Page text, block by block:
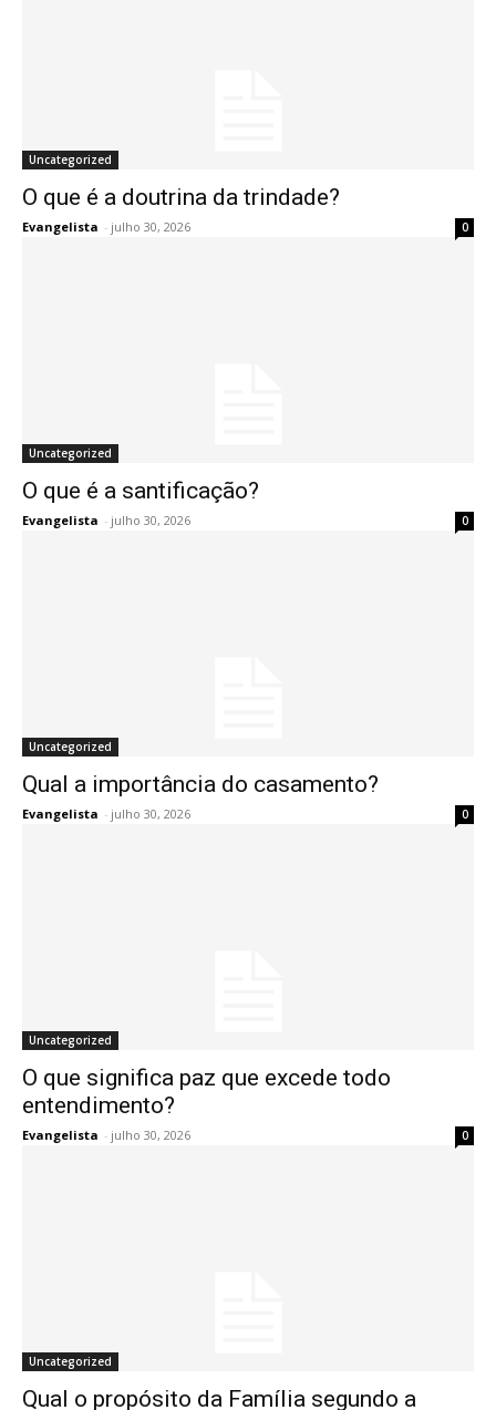
Uncategorized
O que é a doutrina da trindade?
Evangelista - julho 30, 2026 0
Uncategorized
O que é a santificação?
Evangelista - julho 30, 2026 0
Uncategorized
Qual a importância do casamento?
Evangelista - julho 30, 2026 0
Uncategorized
O que significa paz que excede todo
entendimento?
Evangelista - julho 30, 2026 0
Uncategorized
Qual o propósito da Família segundo a